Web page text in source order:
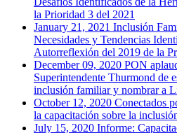
la Prioridad 3 del 2021
January 21, 2021 Inclusión
Necesidades y Tendencias
Autorreflexión del 2019 de la
December 09, 2020 PON
Superintendente Thurmond de
inclusión familiar y nombrar a
October 12, 2020 Conectados
la capacitación sobre la
July 15, 2020 Informe: